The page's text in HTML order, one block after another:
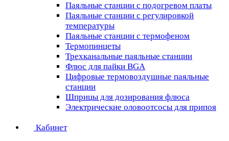
Паяльные станции с подогревом платы
Паяльные станции с регулировкой
температуры
Паяльные станции с термофеном
Термопинцеты
Трехканальные паяльные станции
Флюс для пайки BGA
Цифровые термовоздушные паяльные
станции
Шприцы для дозирования флюса
Электрические оловоотсосы для припоя
Кабинет